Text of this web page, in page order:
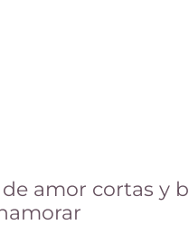
de amor cortas y